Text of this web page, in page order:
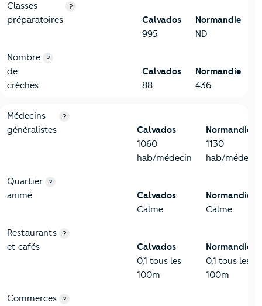
Classes
préparatoires
?
Calvados
995
Normandie
ND
Nombre
de
crèches
?
Calvados
88
Normandie
436
5-Commerces
Critères Calvados
Médecins
généralistes
?
Calvados
1060
hab/médecin
Normandie
1130
hab/médecin
Quartier
animé
?
Calvados
Calme
Normandie
Calme
Restaurants
et cafés
?
Calvados
0,1 tous les
100m
Normandie
0,1 tous les
100m
Commerces ?